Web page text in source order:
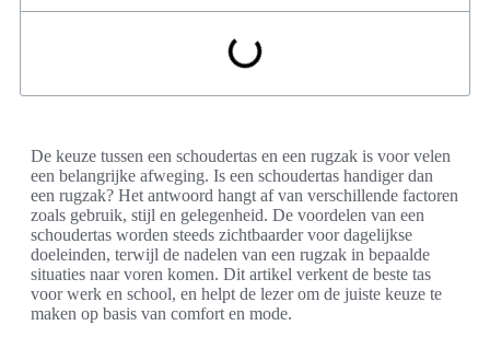
De keuze tussen een schoudertas en een rugzak is voor velen
een belangrijke afweging. Is een schoudertas handiger dan
een rugzak? Het antwoord hangt af van verschillende factoren
zoals gebruik, stijl en gelegenheid. De voordelen van een
schoudertas worden steeds zichtbaarder voor dagelijkse
doeleinden, terwijl de nadelen van een rugzak in bepaalde
situaties naar voren komen. Dit artikel verkent de beste tas
voor werk en school, en helpt de lezer om de juiste keuze te
maken op basis van comfort en mode.